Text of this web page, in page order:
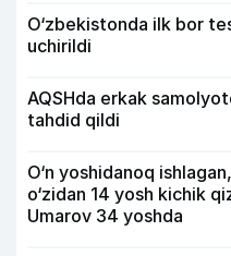
O‘zbekistonda ilk bor
uchirildi
AQSHda erkak
tahdid qildi
O‘n yoshidanoq
o‘zidan 14 yosh kichik
Umarov 34 yoshda